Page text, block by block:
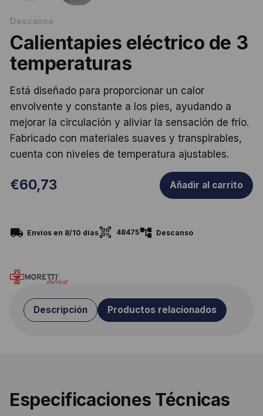
Descanso
Calientapies eléctrico de 3
temperaturas
Está diseñado para proporcionar un calor
envolvente y constante a los pies, ayudando a
mejorar la circulación y aliviar la sensación de frío.
Fabricado con materiales suaves y transpirables,
cuenta con niveles de temperatura ajustables.
€60,73 Añadir al carrito
Envíos en 8/10 días 48475 Descanso
Descripción Productos relacionados
Especificaciones Técnicas